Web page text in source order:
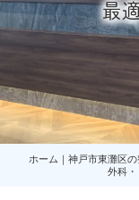
最
ホーム｜神戸市東灘区
外科